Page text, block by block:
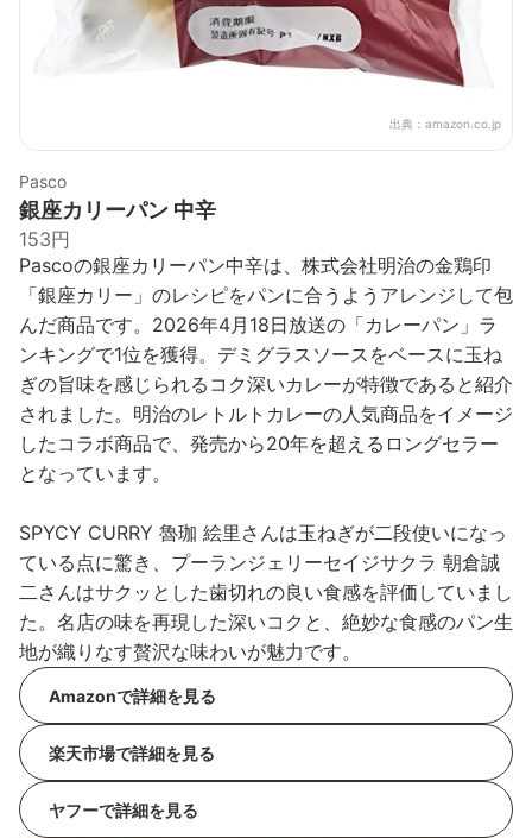
出典： amazon.co.jp
Pasco
銀座カリーパン 中辛
153円
Pascoの銀座カリーパン中辛は、株式会社明治の金鶏印
「銀座カリー」のレシピをパンに合うようアレンジして包
んだ商品です。2026年4月18日放送の「カレーパン」ラ
ンキングで1位を獲得。デミグラスソースをベースに玉ね
ぎの旨味を感じられるコク深いカレーが特徴であると紹介
されました。明治のレトルトカレーの人気商品をイメージ
したコラボ商品で、発売から20年を超えるロングセラー
となっています。
SPYCY CURRY 魯珈 絵里さんは玉ねぎが二段使いになっ
ている点に驚き、プーランジェリーセイジサクラ 朝倉誠
二さんはサクッとした歯切れの良い食感を評価していまし
た。名店の味を再現した深いコクと、絶妙な食感のパン生
地が織りなす贅沢な味わいが魅力です。
Amazonで詳細を見る
楽天市場で詳細を見る
ヤフーで詳細を見る